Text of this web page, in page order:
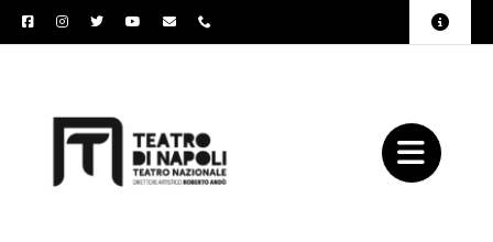
Salta
al
Toggle